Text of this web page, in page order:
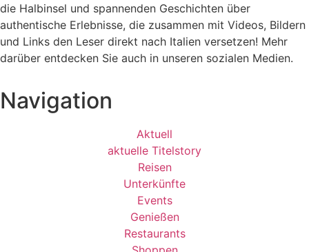
die Halbinsel und spannenden Geschichten über
authentische Erlebnisse, die zusammen mit Videos, Bildern
und Links den Leser direkt nach Italien versetzen! Mehr
darüber entdecken Sie auch in unseren sozialen Medien.
Navigation
Aktuell
aktuelle Titelstory
Reisen
Unterkünfte
Events
Genießen
Restaurants